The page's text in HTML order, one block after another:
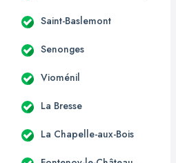
Saint-Baslemont
Senonges
Vioménil
La Bresse
La Chapelle-aux-Bois